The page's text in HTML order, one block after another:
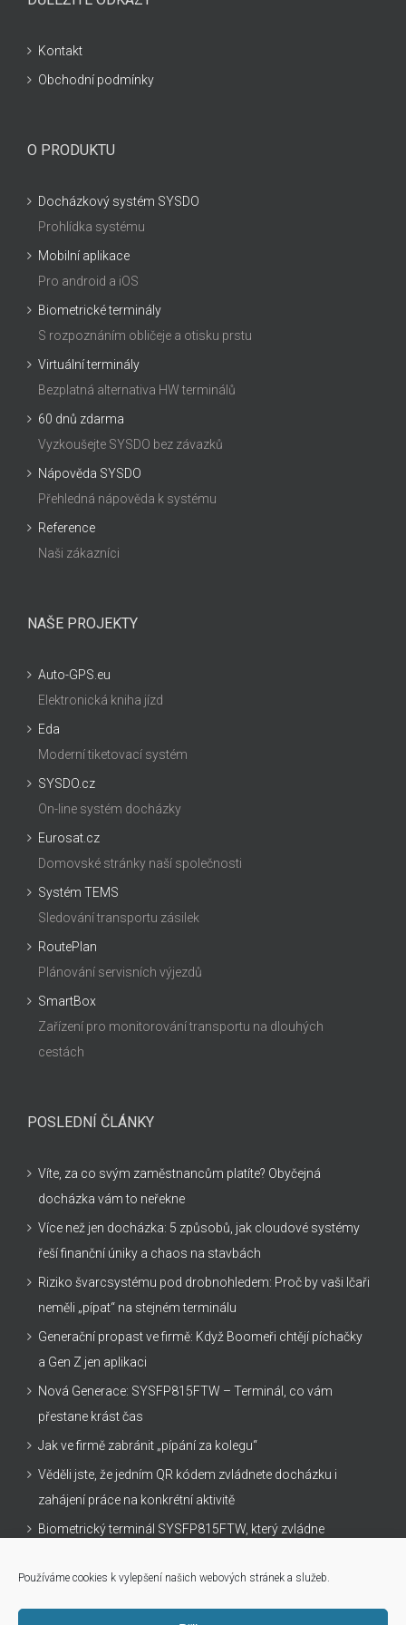
Používáme cookies k vylepšení našich webových stránek a služeb.
Kontakt
Obchodní podmínky
O PRODUKTU
Docházkový systém SYSDO
Prohlídka systému
Mobilní aplikace
Pro android a iOS
Biometrické terminály
S rozpoznáním obličeje a otisku prstu
Virtuální terminály
Bezplatná alternativa HW terminálů
60 dnů zdarma
Vyzkoušejte SYSDO bez závazků
Nápověda SYSDO
Přehledná nápověda k systému
Reference
Naši zákazníci
NAŠE PROJEKTY
Auto-GPS.eu
Elektronická kniha jízd
Eda
Moderní tiketovací systém
SYSDO.cz
On-line systém docházky
Eurosat.cz
Domovské stránky naší společnosti
Systém TEMS
Sledování transportu zásilek
RoutePlan
Plánování servisních výjezdů
SmartBox
Zařízení pro monitorování transportu na dlouhých
cestách
POSLEDNÍ ČLÁNKY
Víte, za co svým zaměstnancům platíte? Obyčejná
docházka vám to neřekne
Více než jen docházka: 5 způsobů, jak cloudové systémy
řeší finanční úniky a chaos na stavbách
Riziko švarcsystému pod drobnohledem: Proč by vaši Ičaři
neměli „pípat“ na stejném terminálu
Generační propast ve firmě: Když Boomeři chtějí píchačky
a Gen Z jen aplikaci
Nová Generace: SYSFP815FTW – Terminál, co vám
přestane krást čas
Jak ve firmě zabránit „pípání za kolegu“
Věděli jste, že jedním QR kódem zvládnete docházku i
zahájení práce na konkrétní aktivitě
Biometrický terminál SYSFP815FTW, který zvládne